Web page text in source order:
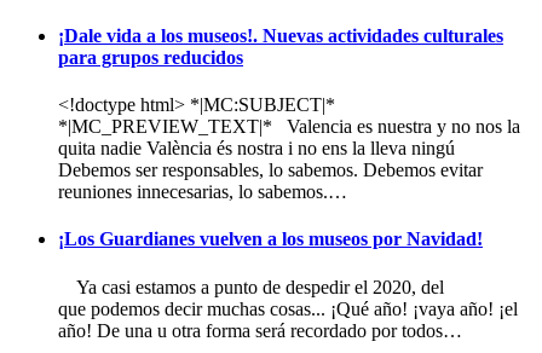
¡Dale vida a los museos!. Nuevas actividades culturales
para grupos reducidos
<!doctype html> *|MC:SUBJECT|*
*|MC_PREVIEW_TEXT|* Valencia es nuestra y no nos la
quita nadie València és nostra i no ens la lleva ningú
Debemos ser responsables, lo sabemos. Debemos evitar
reuniones innecesarias, lo sabemos.…
¡Los Guardianes vuelven a los museos por Navidad!
Ya casi estamos a punto de despedir el 2020, del
que podemos decir muchas cosas... ¡Qué año! ¡vaya año! ¡el
año! De una u otra forma será recordado por todos…